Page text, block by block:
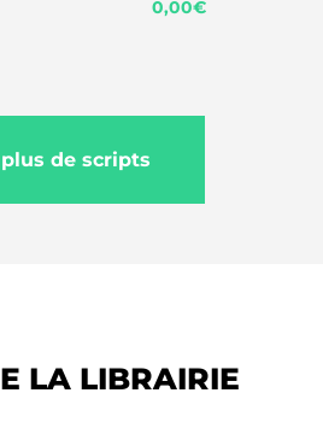
0,00€
de scripts
LA LIBRAIRIE